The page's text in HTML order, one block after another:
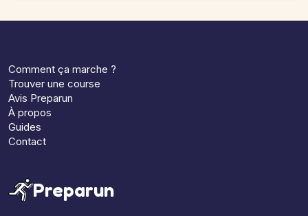
Comment ça marche ?
Trouver une course
Avis Preparun
À propos
Guides
Contact
Preparun